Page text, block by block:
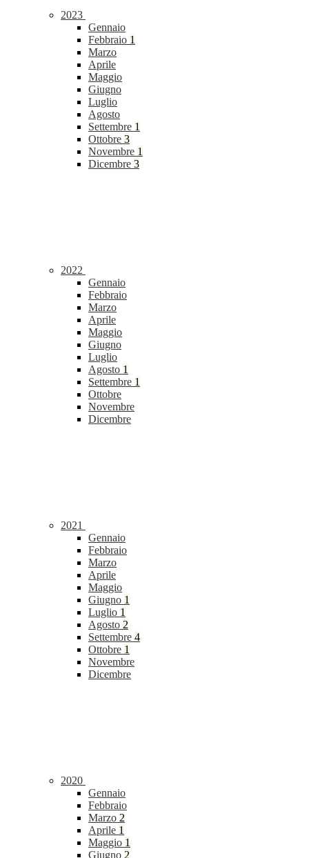
2023
Gennaio
Febbraio 1
Marzo
Aprile
Maggio
Giugno
Luglio
Agosto
Settembre 1
Ottobre 3
Novembre 1
Dicembre 3
2022
Gennaio
Febbraio
Marzo
Aprile
Maggio
Giugno
Luglio
Agosto 1
Settembre 1
Ottobre
Novembre
Dicembre
2021
Gennaio
Febbraio
Marzo
Aprile
Maggio
Giugno 1
Luglio 1
Agosto 2
Settembre 4
Ottobre 1
Novembre
Dicembre
2020
Gennaio
Febbraio
Marzo 2
Aprile 1
Maggio 1
Giugno 2